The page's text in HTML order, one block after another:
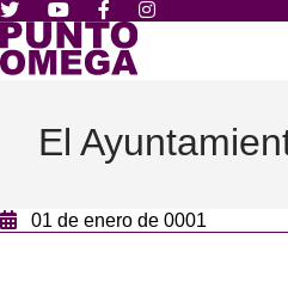
El
01 de enero de 0001